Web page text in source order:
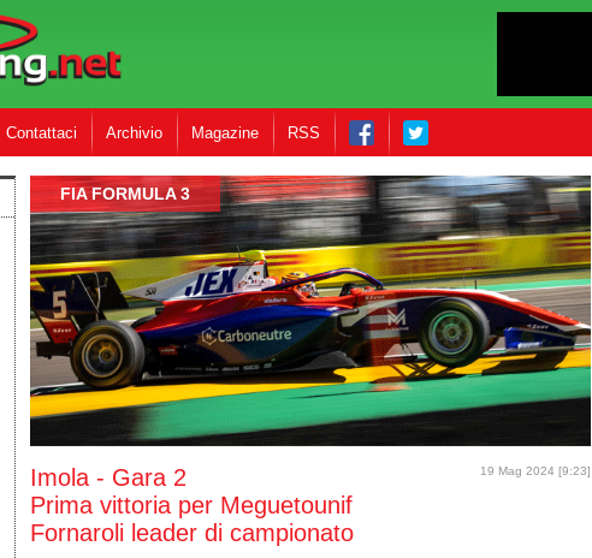
Contattaci Archivio Magazine RSS
FIA FORMULA 3
19 Mag 2024 [9:23]
Imola - Gara 2
Prima vittoria per Meguetounif
Fornaroli leader di campionato